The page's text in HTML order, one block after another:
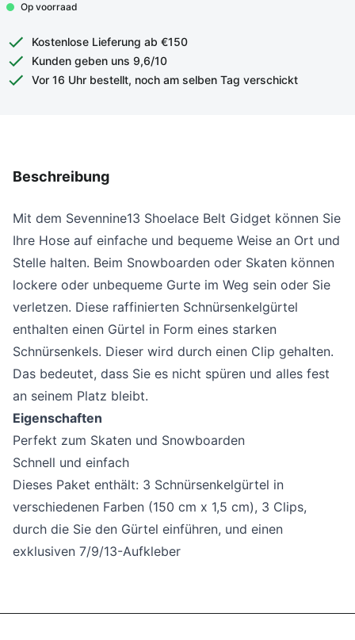
Op voorraad
Kostenlose Lieferung ab €150
Kunden geben uns 9,6/10
Vor 16 Uhr bestellt, noch am selben Tag verschickt
Beschreibung
Mit dem Sevennine13 Shoelace Belt Gidget können Sie
Ihre Hose auf einfache und bequeme Weise an Ort und
Stelle halten. Beim Snowboarden oder Skaten können
lockere oder unbequeme Gurte im Weg sein oder Sie
verletzen. Diese raffinierten Schnürsenkelgürtel
enthalten einen Gürtel in Form eines starken
Schnürsenkels. Dieser wird durch einen Clip gehalten.
Das bedeutet, dass Sie es nicht spüren und alles fest
an seinem Platz bleibt.
Eigenschaften
Perfekt zum Skaten und Snowboarden
Schnell und einfach
Dieses Paket enthält: 3 Schnürsenkelgürtel in
verschiedenen Farben (150 cm x 1,5 cm), 3 Clips,
durch die Sie den Gürtel einführen, und einen
exklusiven 7/9/13-Aufkleber